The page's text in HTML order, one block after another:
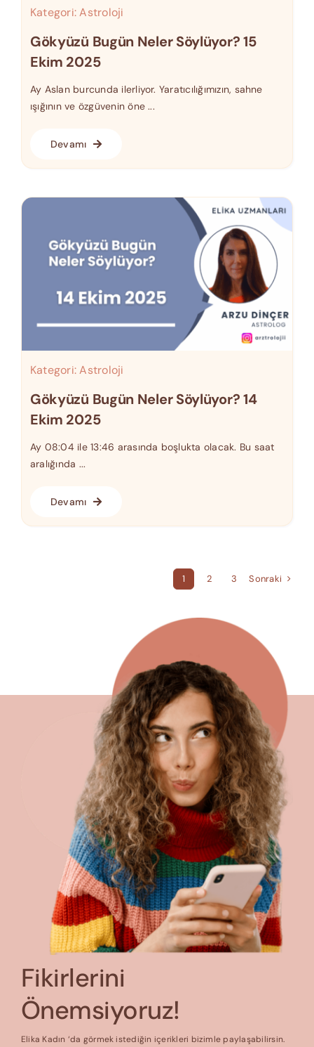
Kategori:Astroloji
Gökyüzü Bugün Neler Söylüyor? 15
Ekim 2025
Ay Aslan burcunda ilerliyor. Yaratıcılığımızın, sahne
ışığının ve özgüvenin öne ...
Devamı
Kategori:Astroloji
Gökyüzü Bugün Neler Söylüyor? 14
Ekim 2025
Ay 08:04 ile 13:46 arasında boşlukta olacak. Bu saat
aralığında ...
Devamı
1 2 3 Sonraki
Fikirlerini
Önemsiyoruz!
Elika Kadın ‘da görmek istediğin içerikleri bizimle paylaşabilirsin.